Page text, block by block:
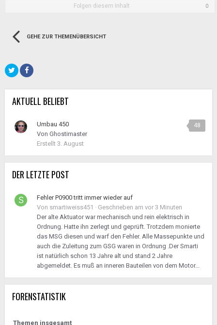
Folgen diesem Inhalt 0
GEHE ZUR THEMENÜBERSICHT
AKTUELL BELIEBT
48
Umbau 450
Von Ghostimaster
Erstellt 3. August
DER LETZTE POST
Fehler P0900 tritt immer wieder auf
Von smartiweiss451 · Geschrieben am vor 3 Minuten
Der alte Aktuator war mechanisch und rein elektrisch in
Ordnung. Hatte ihn zerlegt und geprüft. Trotzdem monierte
das MSG diesen und warf den Fehler. Alle Massepunkte und
auch die Zuleitung zum GSG waren in Ordnung .Der Smarti
ist natürlich schon 13 Jahre alt und stand 2 Jahre
abgemeldet. Es muß an inneren Bauteilen von dem Motor...
FORENSTATISTIK
Themen insgesamt